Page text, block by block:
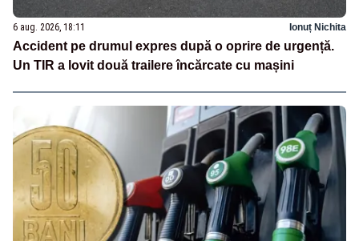
6 aug. 2026, 18:11 Ionuț Nichita
Accident pe drumul expres după o oprire de urgență.
Un TIR a lovit două trailere încărcate cu mașini